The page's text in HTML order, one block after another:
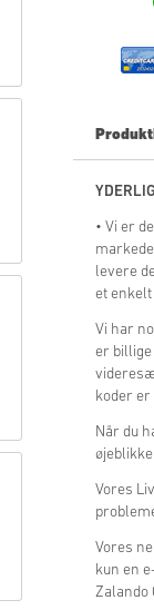
• Vi er
levere
et
Vi har
er
koder er
Når du
Vores
Vores
kun en
Zalando